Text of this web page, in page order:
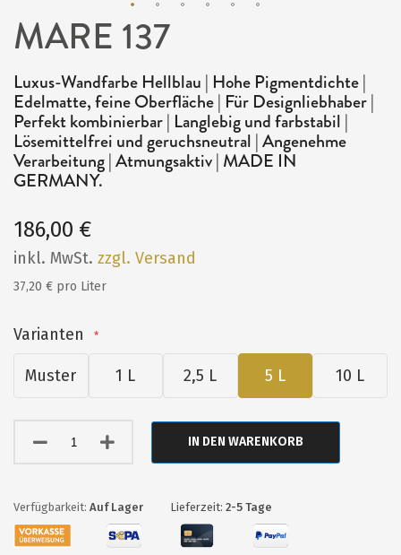
Zum
der
Bildergalerie
springen
MARE 137
Luxus-Wandfarbe Hellblau | Hohe Pigmentdichte |
Edelmatte, feine Oberfläche | Für Designliebhaber |
Perfekt kombinierbar | Langlebig und farbstabil |
Lösemittelfrei und geruchsneutral | Angenehme
Verarbeitung | Atmungsaktiv | MADE IN
GERMANY.
186,00 €
inkl. MwSt. zzgl. Versand
37,20 € pro Liter
Varianten
Muster 1 L 2,5 L 5 L 10 L
IN DEN WARENKORB
Auf Lager Lieferzeit: 2-5 Tage